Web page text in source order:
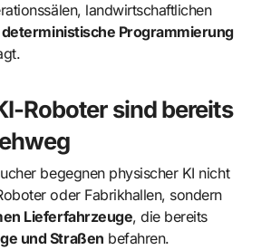
landwirtschaftlichen
deterministische Programmierung
Roboter sind bereits
begegnen physischer KI nicht
oder Fabrikhallen, sondern
Lieferfahrzeuge, die bereits
und Straßen befahren.